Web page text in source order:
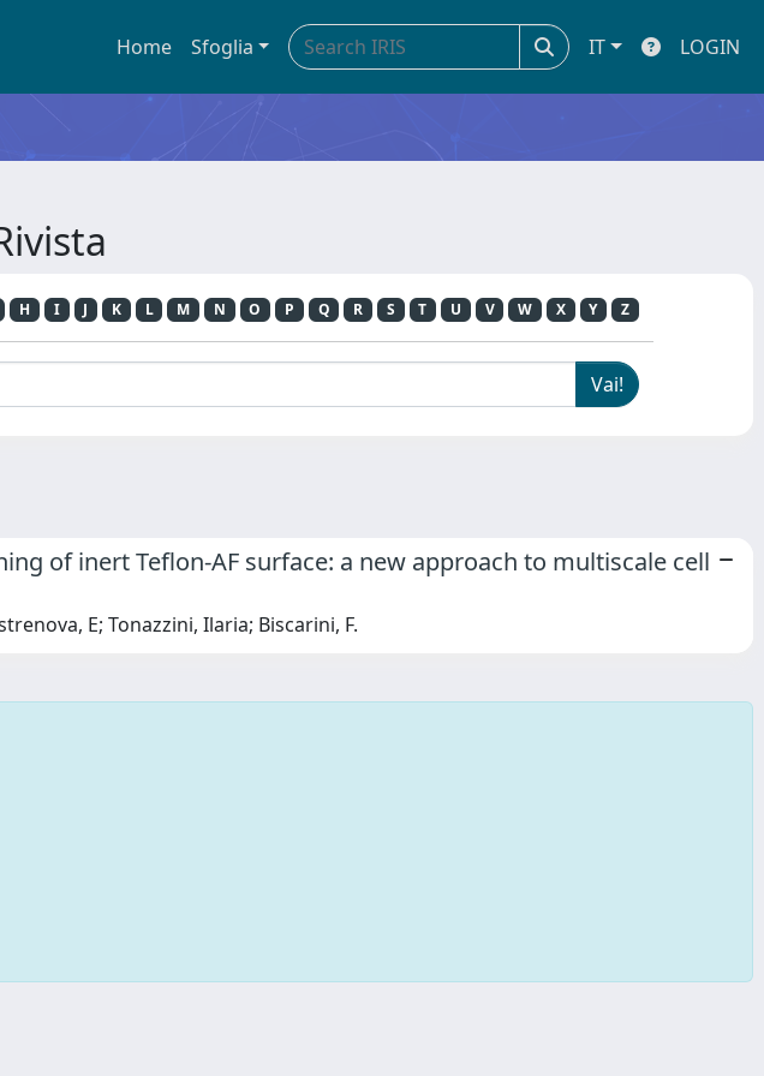
Home Sfoglia IT LOGIN
H I J K L M N O P Q R S T U V W X Y Z
of inert Teflon-AF surface: a new approach to multiscale cell
E; Tonazzini, Ilaria; Biscarini, F.